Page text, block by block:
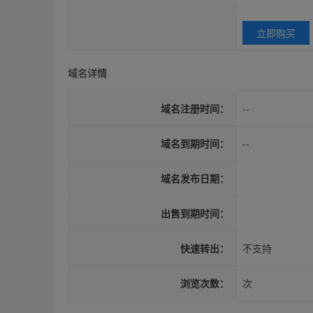
立即购买
域名详情
域名注册时间： --
域名到期时间： --
域名发布日期：
出售到期时间：
快速转出： 不支持
浏览次数： 次